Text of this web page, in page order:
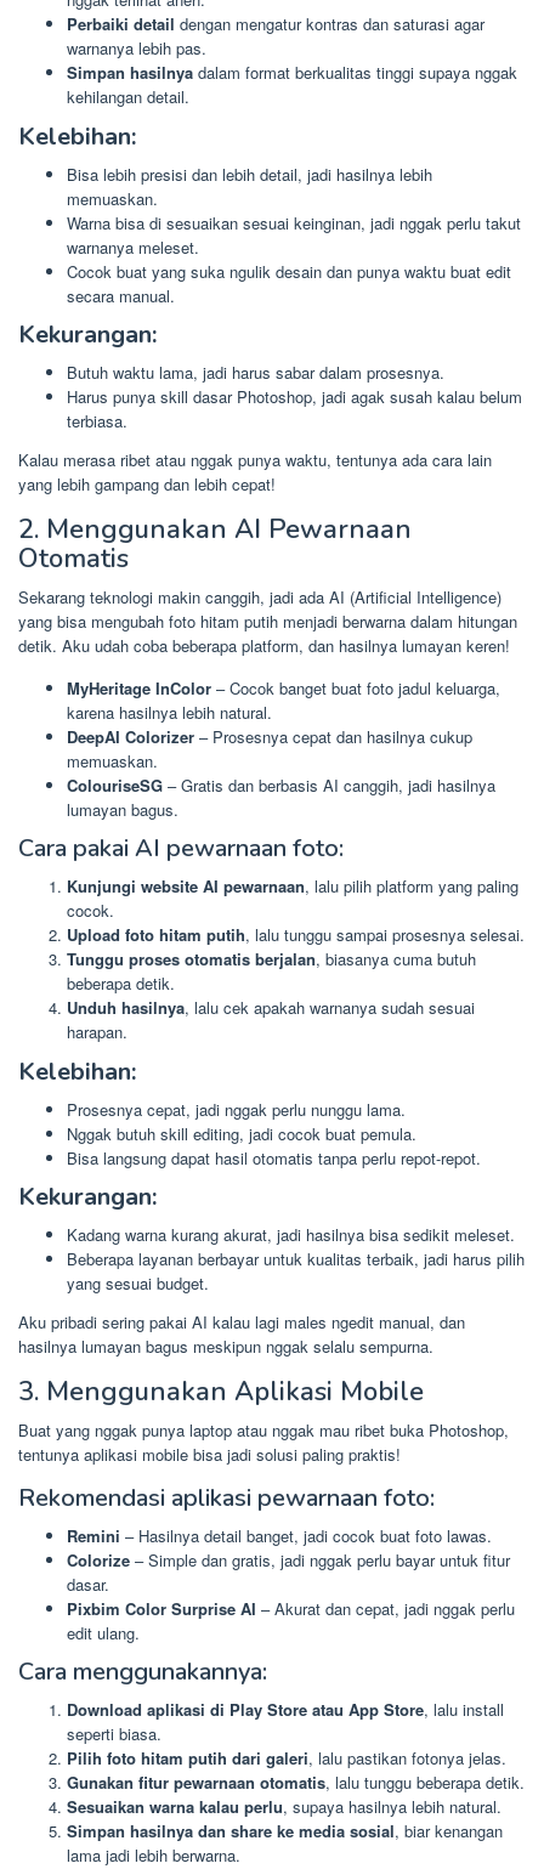
Perbaiki detail dengan mengatur kontras dan saturasi agar
warnanya lebih pas.
Simpan hasilnya dalam format berkualitas tinggi supaya nggak
kehilangan detail.
Kelebihan:
Bisa lebih presisi dan lebih detail, jadi hasilnya lebih
memuaskan.
Warna bisa di sesuaikan sesuai keinginan, jadi nggak perlu takut
warnanya meleset.
Cocok buat yang suka ngulik desain dan punya waktu buat edit
secara manual.
Kekurangan:
Butuh waktu lama, jadi harus sabar dalam prosesnya.
Harus punya skill dasar Photoshop, jadi agak susah kalau belum
terbiasa.
Kalau merasa ribet atau nggak punya waktu, tentunya ada cara lain
yang lebih gampang dan lebih cepat!
2. Menggunakan AI Pewarnaan
Otomatis
Sekarang teknologi makin canggih, jadi ada AI (Artificial Intelligence)
yang bisa mengubah foto hitam putih menjadi berwarna dalam hitungan
detik. Aku udah coba beberapa platform, dan hasilnya lumayan keren!
MyHeritage InColor – Cocok banget buat foto jadul keluarga,
karena hasilnya lebih natural.
DeepAI Colorizer – Prosesnya cepat dan hasilnya cukup
memuaskan.
ColouriseSG – Gratis dan berbasis AI canggih, jadi hasilnya
lumayan bagus.
Cara pakai AI pewarnaan foto:
Kunjungi website AI pewarnaan, lalu pilih platform yang paling
cocok.
Upload foto hitam putih, lalu tunggu sampai prosesnya selesai.
Tunggu proses otomatis berjalan, biasanya cuma butuh
beberapa detik.
Unduh hasilnya, lalu cek apakah warnanya sudah sesuai
harapan.
Kelebihan:
Prosesnya cepat, jadi nggak perlu nunggu lama.
Nggak butuh skill editing, jadi cocok buat pemula.
Bisa langsung dapat hasil otomatis tanpa perlu repot-repot.
Kekurangan:
Kadang warna kurang akurat, jadi hasilnya bisa sedikit meleset.
Beberapa layanan berbayar untuk kualitas terbaik, jadi harus pilih
yang sesuai budget.
Aku pribadi sering pakai AI kalau lagi males ngedit manual, dan
hasilnya lumayan bagus meskipun nggak selalu sempurna.
3. Menggunakan Aplikasi Mobile
Buat yang nggak punya laptop atau nggak mau ribet buka Photoshop,
tentunya aplikasi mobile bisa jadi solusi paling praktis!
Rekomendasi aplikasi pewarnaan foto:
Remini – Hasilnya detail banget, jadi cocok buat foto lawas.
Colorize – Simple dan gratis, jadi nggak perlu bayar untuk fitur
dasar.
Pixbim Color Surprise AI – Akurat dan cepat, jadi nggak perlu
edit ulang.
Cara menggunakannya:
Download aplikasi di Play Store atau App Store, lalu install
seperti biasa.
Pilih foto hitam putih dari galeri, lalu pastikan fotonya jelas.
Gunakan fitur pewarnaan otomatis, lalu tunggu beberapa detik.
Sesuaikan warna kalau perlu, supaya hasilnya lebih natural.
Simpan hasilnya dan share ke media sosial, biar kenangan
lama jadi lebih berwarna.